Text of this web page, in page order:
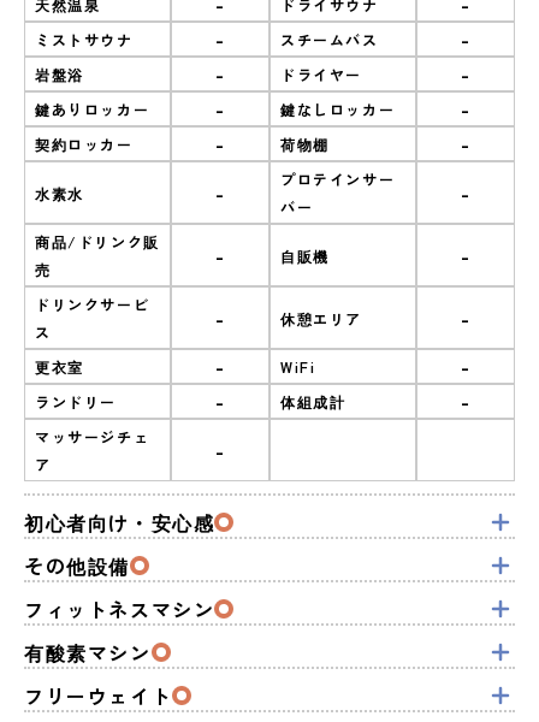
天然温泉 ドライサウナ
ミストサウナ - スチームバス -
岩盤浴 - ドライヤー -
鍵ありロッカー - 鍵なしロッカー -
契約ロッカー - 荷物棚 -
水素水 -
プロテインサー
バー
-
商品/ドリンク販
売
- 自販機 -
ドリンクサービ
ス
- 休憩エリア -
更衣室 - WiFi -
ランドリー - 体組成計 -
マッサージチェ
ア
-
初心者向け・安心感
その他設備
フィットネスマシン
有酸素マシン
フリーウェイト